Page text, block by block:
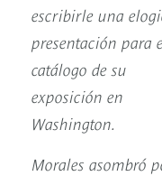
escribirle una
presentación para
catálogo de su
exposición en
Washington.
Morales asombró